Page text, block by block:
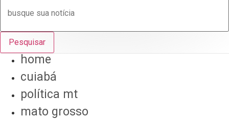
Pesquisar
home
cuiabá
política mt
mato grosso